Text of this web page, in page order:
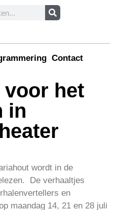
Contact
voor het
in
wordt in de
De verhaaltjes
en
maandag 14, 21 en 28 juli